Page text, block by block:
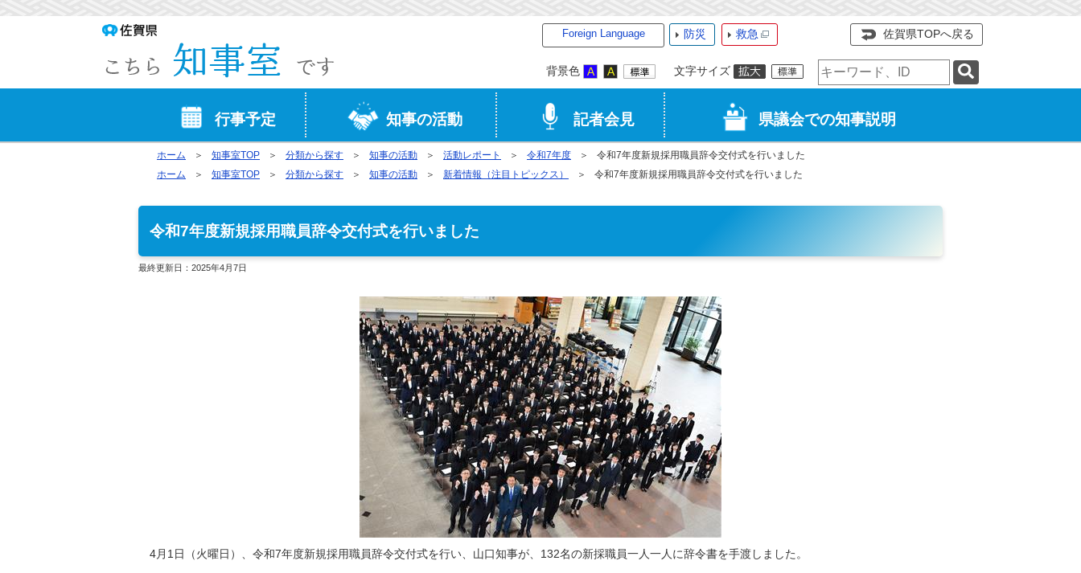
Foreign Language 防災 救急 佐賀県TOPへ戻る
背景色 文字サイズ
検
索
ー
ワ
ー
行事予定 知事の活動 記者会見 県議会での知事説明
ホーム 知事室TOP 分類から探す 知事の活動 活動レポート 令和7年度
令和7年度新規採用職員辞令交付式を行いました
ホーム
知事室TOP 分類から探す 知事の活動 新着情報（注目トピックス） 令和7年度新規採用職員辞令交付式を行いました
令和7年度新規採用職員辞令交付式を行いました
最終更新日： 2025年4月7日
4月1日（火曜日）、令和7年度新規採用職員辞令交付式を行い、山口知事が、132名の新採職員一人一人に辞令書を手渡しました。